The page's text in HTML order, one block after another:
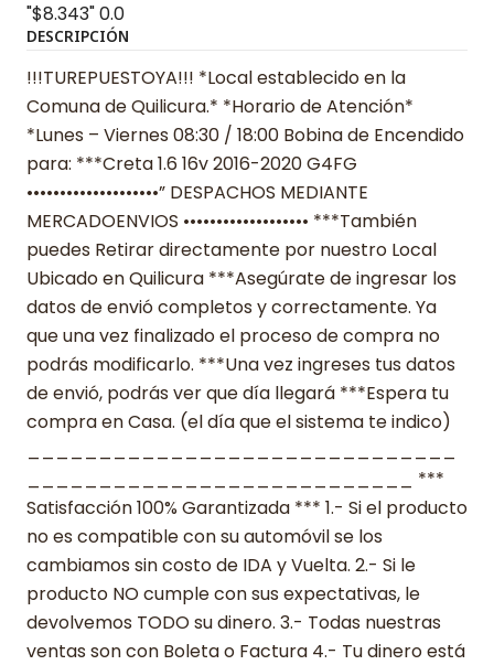
"$8.343"0.0
DESCRIPCIÓN
!!!TUREPUESTOYA!!! *Local establecido en la
Comuna de Quilicura.* *Horario de Atención*
*Lunes – Viernes 08:30 / 18:00 Bobina de Encendido
para: ***Creta 1.6 16v 2016-2020 G4FG
••••••••••••••••••••” DESPACHOS MEDIANTE
MERCADOENVIOS ••••••••••••••••••• ***También
puedes Retirar directamente por nuestro Local
Ubicado en Quilicura ***Asegúrate de ingresar los
datos de envió completos y correctamente. Ya
que una vez finalizado el proceso de compra no
podrás modificarlo. ***Una vez ingreses tus datos
de envió, podrás ver que día llegará ***Espera tu
compra en Casa. (el día que el sistema te indico)
___________________________ ***
Satisfacción 100% Garantizada *** 1.- Si el producto
no es compatible con su automóvil se los
cambiamos sin costo de IDA y Vuelta. 2.- Si le
producto NO cumple con sus expectativas, le
devolvemos TODO su dinero. 3.- Todas nuestras
ventas son con Boleta o Factura 4.- Tu dinero está